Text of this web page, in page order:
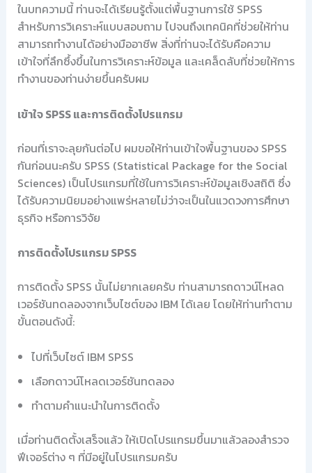
ในบทความนี้ ท่านจะได้เรียนรู้ตั้งแต่พื้นฐานการใช้ SPSS
สำหรับการวิเคราะห์แบบสอบถาม ไปจนถึงเทคนิคที่ช่วยให้ท่าน
สามารถทำงานได้อย่างมืออาชีพ สิ่งที่ท่านจะได้รับคือความ
เข้าใจที่ลึกซึ้งขึ้นในการวิเคราะห์ข้อมูล และเคล็ดลับที่ช่วยให้การ
ทำงานของท่านง่ายขึ้นครับผม
เข้าใจ SPSS และการติดตั้งโปรแกรม
ก่อนที่เราจะลุยกันต่อไป ผมขอให้ท่านเข้าใจพื้นฐานของ SPSS
กันก่อนนะครับ SPSS (Statistical Package for the Social
Sciences) เป็นโปรแกรมที่ใช้ในการวิเคราะห์ข้อมูลเชิงสถิติ ซึ่ง
ได้รับความนิยมอย่างแพร่หลายไม่ว่าจะเป็นในแวดวงการศึกษา
ธุรกิจ หรือการวิจัย
การติดตั้งโปรแกรม SPSS
การติดตั้ง SPSS นั้นไม่ยากเลยครับ ท่านสามารถดาวน์โหลด
เวอร์ชันทดลองจากเว็บไซต์ของ IBM ได้เลย โดยให้ท่านทำตาม
ขั้นตอนดังนี้:
ไปที่เว็บไซต์ IBM SPSS
เลือกดาวน์โหลดเวอร์ชันทดลอง
ทำตามคำแนะนำในการติดตั้ง
เมื่อท่านติดตั้งเสร็จแล้ว ให้เปิดโปรแกรมขึ้นมาแล้วลองสำรวจ
ฟีเจอร์ต่าง ๆ ที่มีอยู่ในโปรแกรมครับ